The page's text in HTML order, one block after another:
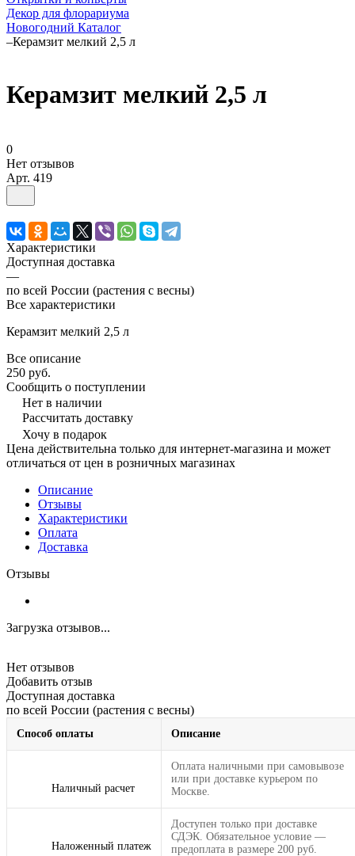
Декор для флорариума
Новогодний Каталог
–Керамзит мелкий 2,5 л
Керамзит мелкий 2,5 л
0
Нет отзывов
Арт. 419
Характеристики
Доступная доставка
—
по всей России (растения с весны)
Все характеристики
Керамзит мелкий 2,5 л
Все описание
250 руб.
Сообщить о поступлении
Нет в наличии
Рассчитать доставку
Хочу в подарок
Цена действительна только для интернет-магазина и может
отличаться от цен в розничных магазинах
Описание
Отзывы
Характеристики
Оплата
Доставка
Отзывы
Загрузка отзывов...
Нет отзывов
Добавить отзыв
Доступная доставка
по всей России (растения с весны)
Способ оплаты Описание
Наличный расчет
Оплата наличными при самовывозе
или при доставке курьером по
Москве.
Наложенный платеж
Доступен только при доставке
СДЭК. Обязательное условие —
предоплата в размере 200 руб.